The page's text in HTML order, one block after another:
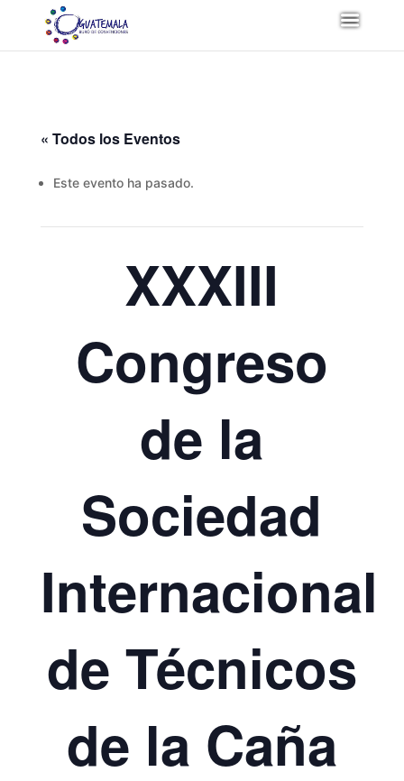
« Todos los Eventos
Este evento ha pasado.
XXXIII
Congreso
de la
Sociedad
Internacional
de Técnicos
de la Caña